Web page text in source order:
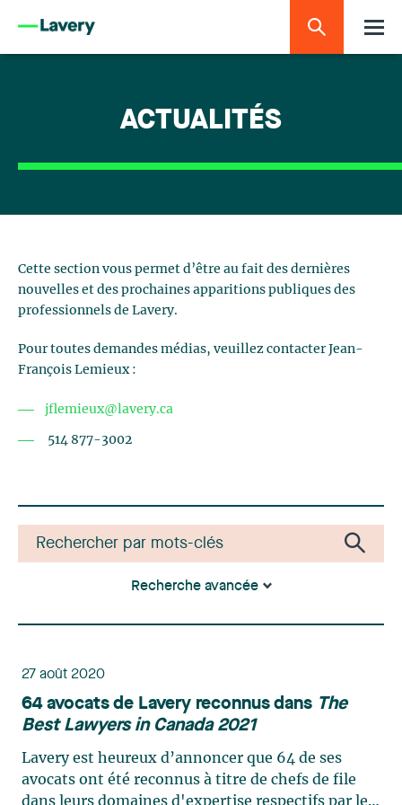
ACTUALITÉS
Cette section vous permet d’être au fait des dernières
nouvelles et des prochaines apparitions publiques des
professionnels de Lavery.
Pour toutes demandes médias, veuillez contacter Jean-
François Lemieux :
jflemieux@lavery.ca
514 877-3002
Recherche avancée
27 août 2020
64 avocats de Lavery reconnus dans The
Best Lawyers in Canada 2021
Lavery est heureux d’annoncer que 64 de ses
avocats ont été reconnus à titre de chefs de file
dans leurs domaines d'expertise respectifs par le